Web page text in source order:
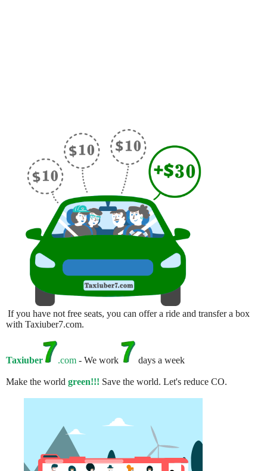
If you have not free seats, you can offer a ride and transfer a box
with Taxiuber7.com.
Taxiuber .com - We work days a week
Make the world green!!! Save the world. Let's reduce CO.